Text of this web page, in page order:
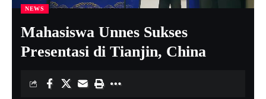
NEWS
Mahasiswa Unnes Sukses
Presentasi di Tianjin, China